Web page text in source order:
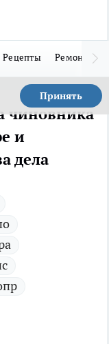
Рецепты Ремонт
Принять
чиновника
и
дела